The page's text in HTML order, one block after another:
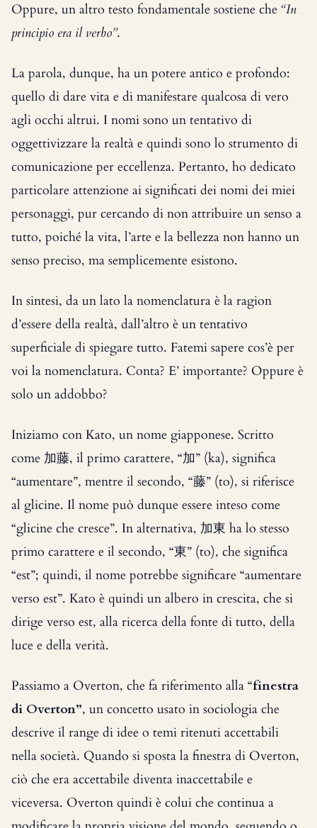
Oppure, un altro testo fondamentale sostiene che “In
principio era il verbo”.
La parola, dunque, ha un potere antico e profondo:
quello di dare vita e di manifestare qualcosa di vero
agli occhi altrui. I nomi sono un tentativo di
oggettivizzare la realtà e quindi sono lo strumento di
comunicazione per eccellenza. Pertanto, ho dedicato
particolare attenzione ai significati dei nomi dei miei
personaggi, pur cercando di non attribuire un senso a
tutto, poiché la vita, l’arte e la bellezza non hanno un
senso preciso, ma semplicemente esistono.
In sintesi, da un lato la nomenclatura è la ragion
d’essere della realtà, dall’altro è un tentativo
superficiale di spiegare tutto. Fatemi sapere cos’è per
voi la nomenclatura. Conta? E’ importante? Oppure è
solo un addobbo?
Iniziamo con Kato, un nome giapponese. Scritto
come 加藤, il primo carattere, “加” (ka), significa
“aumentare”, mentre il secondo, “藤” (to), si riferisce
al glicine. Il nome può dunque essere inteso come
“glicine che cresce”. In alternativa, 加東 ha lo stesso
primo carattere e il secondo, “東” (to), che significa
“est”; quindi, il nome potrebbe significare “aumentare
verso est”. Kato è quindi un albero in crescita, che si
dirige verso est, alla ricerca della fonte di tutto, della
luce e della verità.
Passiamo a Overton, che fa riferimento alla “finestra
di Overton”, un concetto usato in sociologia che
descrive il range di idee o temi ritenuti accettabili
nella società. Quando si sposta la finestra di Overton,
ciò che era accettabile diventa inaccettabile e
viceversa. Overton quindi è colui che continua a